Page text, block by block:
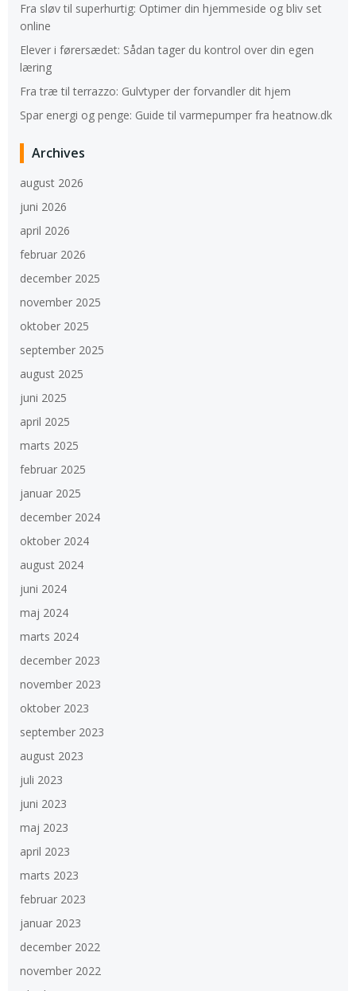
Fra sløv til superhurtig: Optimer din hjemmeside og bliv set
online
Elever i førersædet: Sådan tager du kontrol over din egen
læring
Fra træ til terrazzo: Gulvtyper der forvandler dit hjem
Spar energi og penge: Guide til varmepumper fra heatnow.dk
Archives
august 2026
juni 2026
april 2026
februar 2026
december 2025
november 2025
oktober 2025
september 2025
august 2025
juni 2025
april 2025
marts 2025
februar 2025
januar 2025
december 2024
oktober 2024
august 2024
juni 2024
maj 2024
marts 2024
december 2023
november 2023
oktober 2023
september 2023
august 2023
juli 2023
juni 2023
maj 2023
april 2023
marts 2023
februar 2023
januar 2023
december 2022
november 2022